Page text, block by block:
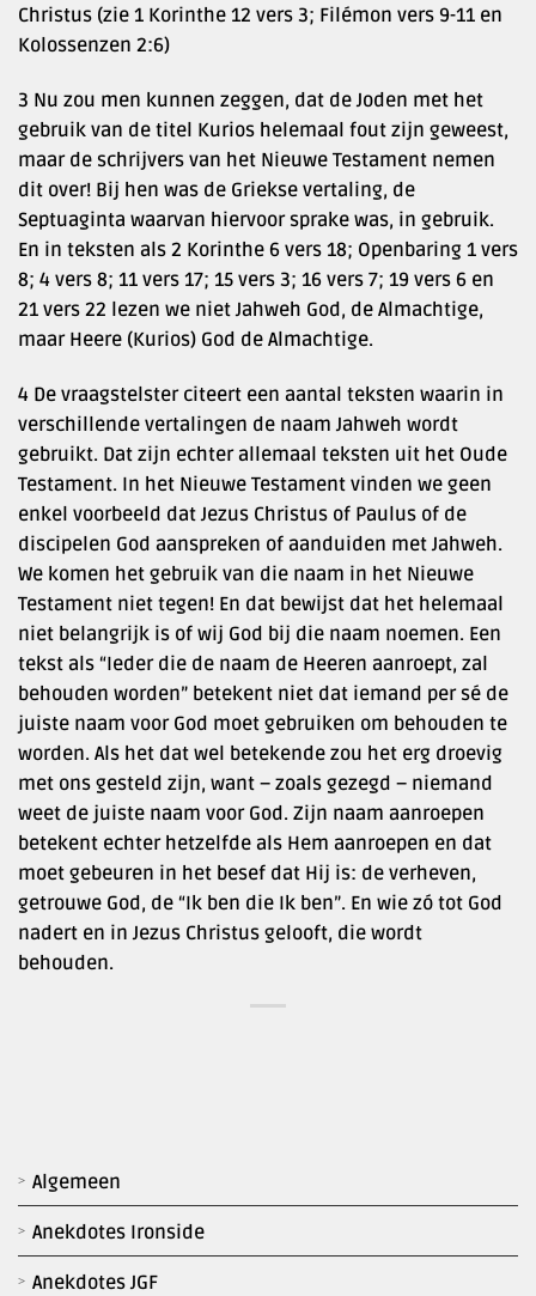
Algemeen
Anekdotes Ironside
Anekdotes JGF
Christus (zie 1 Korinthe 12 vers 3; Filémon vers 9-11 en
Kolossenzen 2:6)
3 Nu zou men kunnen zeggen, dat de Joden met het
gebruik van de titel Kurios helemaal fout zijn geweest,
maar de schrijvers van het Nieuwe Testament nemen
dit over! Bij hen was de Griekse vertaling, de
Septuaginta waarvan hiervoor sprake was, in gebruik.
En in teksten als 2 Korinthe 6 vers 18; Openbaring 1 vers
8; 4 vers 8; 11 vers 17; 15 vers 3; 16 vers 7; 19 vers 6 en
21 vers 22 lezen we niet Jahweh God, de Almachtige,
maar Heere (Kurios) God de Almachtige.
4 De vraagstelster citeert een aantal teksten waarin in
verschillende vertalingen de naam Jahweh wordt
gebruikt. Dat zijn echter allemaal teksten uit het Oude
Testament. In het Nieuwe Testament vinden we geen
enkel voorbeeld dat Jezus Christus of Paulus of de
discipelen God aanspreken of aanduiden met Jahweh.
We komen het gebruik van die naam in het Nieuwe
Testament niet tegen! En dat bewijst dat het helemaal
niet belangrijk is of wij God bij die naam noemen. Een
tekst als “Ieder die de naam de Heeren aanroept, zal
behouden worden” betekent niet dat iemand per sé de
juiste naam voor God moet gebruiken om behouden te
worden. Als het dat wel betekende zou het erg droevig
met ons gesteld zijn, want – zoals gezegd – niemand
weet de juiste naam voor God. Zijn naam aanroepen
betekent echter hetzelfde als Hem aanroepen en dat
moet gebeuren in het besef dat Hij is: de verheven,
getrouwe God, de “Ik ben die Ik ben”. En wie zó tot God
nadert en in Jezus Christus gelooft, die wordt
behouden.